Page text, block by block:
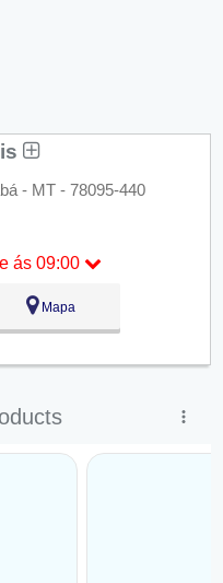
- MT - 78095-440
ás 09:00
Mapa